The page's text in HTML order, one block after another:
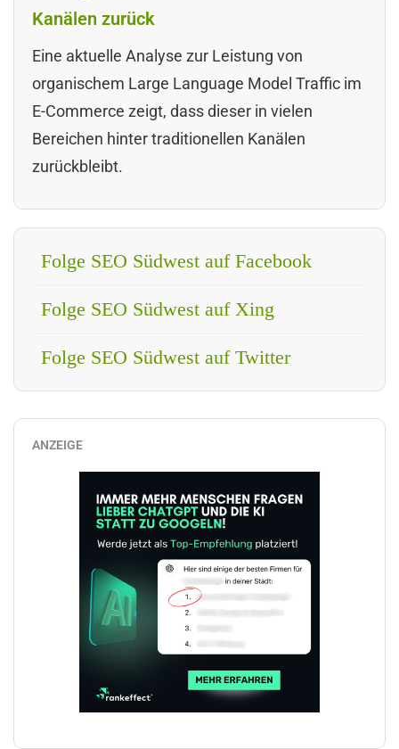
Kanälen zurück
Eine aktuelle Analyse zur Leistung von
organischem Large Language Model Traffic im
E-Commerce zeigt, dass dieser in vielen
Bereichen hinter traditionellen Kanälen
zurückbleibt.
Folge SEO Südwest auf Facebook
Folge SEO Südwest auf Xing
Folge SEO Südwest auf Twitter
ANZEIGE